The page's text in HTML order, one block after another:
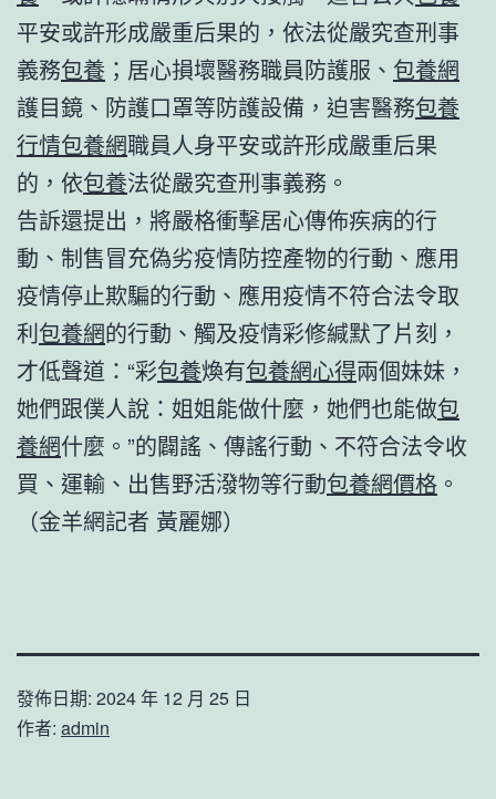
平安或許形成嚴重后果的，依法從嚴究查刑事
義務包養 ；居心損壞醫務職員防護服、 包養網
護目鏡、防護口罩等防護設備，迫害醫務包養
行情包養網職員人身平安或許形成嚴重后果
的，依包養法從嚴究查刑事義務。
告訴還提出，將嚴格衝擊居心傳佈疾病的行
動、制售冒充偽劣疫情防控產物的行動、應用
疫情停止欺騙的行動、應用疫情不符合法令取
利包養網的行動、觸及疫情彩修緘默了片刻，
才低聲道：“彩包養煥有包養網心得兩個妹妹，
她們跟僕人說：姐姐能做什麼，她們也能做包
養網什麼。”的闢謠、傳謠行動、不符合法令收
買、運輸、出售野活潑物等行動包養網價格 。
（金羊網記者 黃麗娜）
發佈日期: 2024 年 12 月 25 日
作者: admin